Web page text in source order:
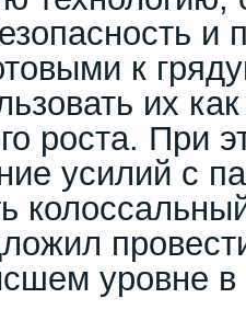
и
к
их
роста. При
усилий с
уровне в